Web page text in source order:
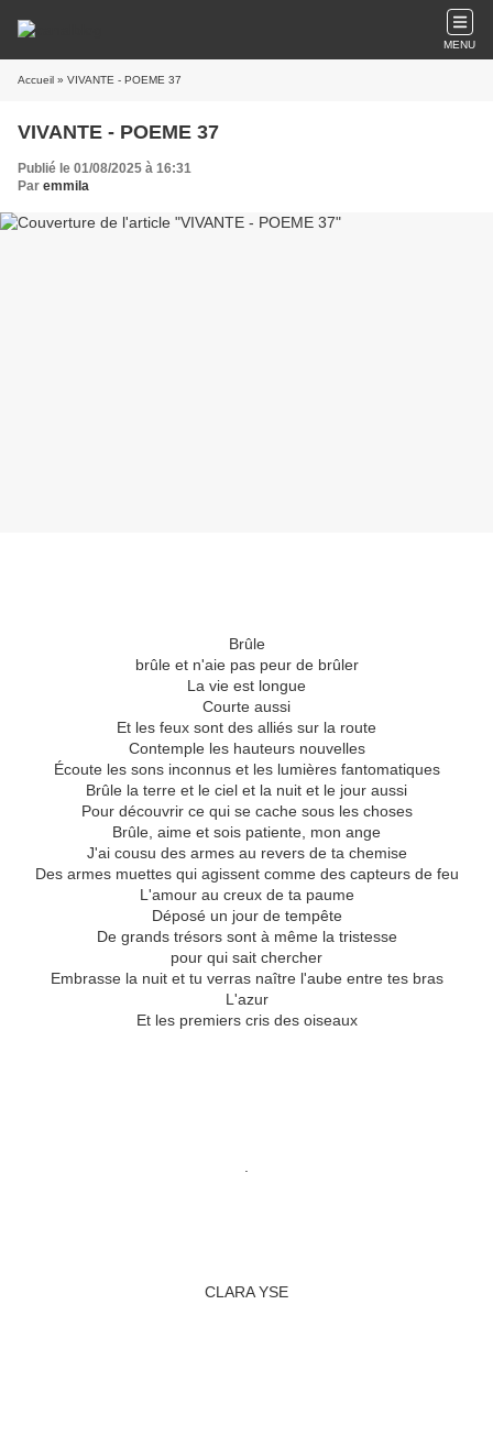
MENU
Accueil » VIVANTE - POEME 37
VIVANTE - POEME 37
Publié le 01/08/2025 à 16:31
Par emmila
Brûle
brûle et n'aie pas peur de brûler
La vie est longue
Courte aussi
Et les feux sont des alliés sur la route
Contemple les hauteurs nouvelles
Écoute les sons inconnus et les lumières fantomatiques
Brûle la terre et le ciel et la nuit et le jour aussi
Pour découvrir ce qui se cache sous les choses
Brûle, aime et sois patiente, mon ange
J'ai cousu des armes au revers de ta chemise
Des armes muettes qui agissent comme des capteurs de feu
L'amour au creux de ta paume
Déposé un jour de tempête
De grands trésors sont à même la tristesse
pour qui sait chercher
Embrasse la nuit et tu verras naître l'aube entre tes bras
L'azur
Et les premiers cris des oiseaux
CLARA YSE